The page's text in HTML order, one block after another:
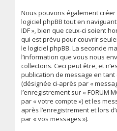
Nous pouvons également
logiciel phpBB tout en naviguant
IDF », bien que ceux-ci soient
qui est prévu pour couvrir
le logiciel phpBB. La seconde
l’information que vous nous
collectons. Ceci peut être, et
publication de message en tant
(désignée ci-après par «
l’enregistrement sur « FORUM
par « votre compte ») et les
après l’enregistrement et lors
par « vos messages »).